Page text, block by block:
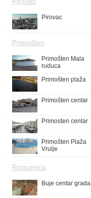
Pirovac
Primošten
Primošten Mala
ruduca
Primošten plaža
Primošten centar
Primosten centar
Primošten Plaža
Vrulje
Rogoznica
Buje centar grada